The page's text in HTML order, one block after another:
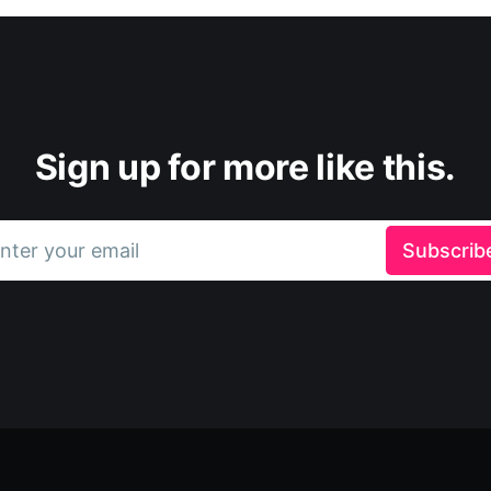
Sign up for more like this.
your email